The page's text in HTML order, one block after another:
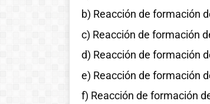
b) Reacción de formación
c) Reacción de formación
d) Reacción de formación
e) Reacción de formación
f) Reacción de formación